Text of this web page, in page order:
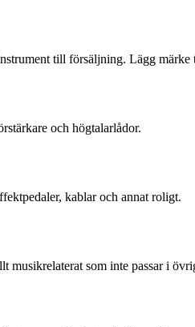
till försäljning. Lägg
och högtalarlådor.
kablar och annat roligt.
musikrelaterat som inte passar i